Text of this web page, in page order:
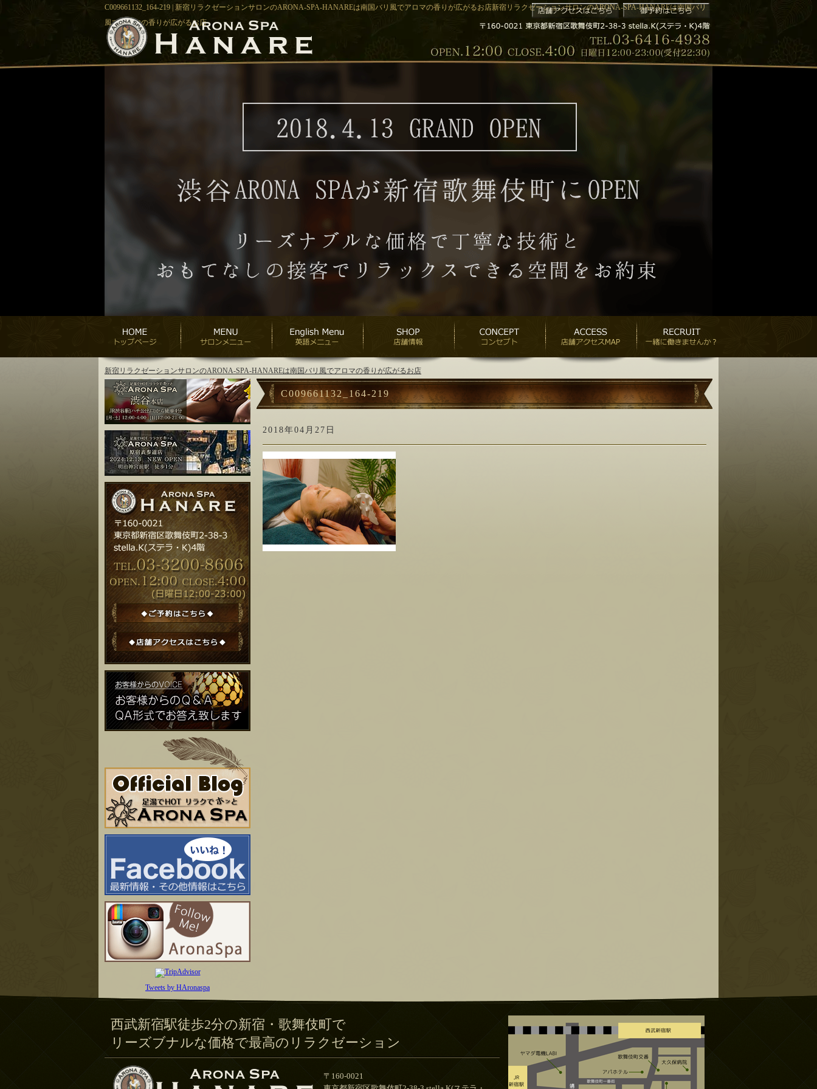
C009661132_164-219 | 新宿リラクゼーションサロンのARONA-SPA-HANAREは南国バリ風でアロマの香りが広がるお店新宿リラクゼーションサロンのARONA-SPA-HANAREは南国バリ
風でアロマの香りが広がるお店
新宿リラクゼーションサロンのARONA-SPA-HANAREは南国バリ風でアロマの香りが広がるお店
C009661132_164-219
2018年04月27日
Tweets by HAronaspa
西武新宿駅徒歩2分の新宿・歌舞伎町で
リーズブナルな価格で最高のリラクゼーション
〒160-0021